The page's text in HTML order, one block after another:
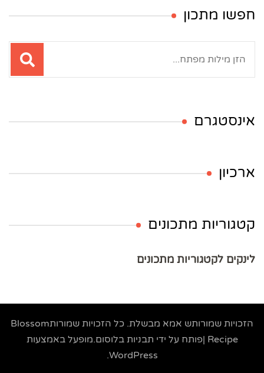
חפשו מתכון
אינסטגרם
ארכיון
קטגוריות מתכונים
לינקים לקטגוריות מתכונים
הזכויות שמורותש אמא מבשלת. כל הזכויות שמורותBlossom
Recipe |פותח על ידי
תבניות בלוסום.מופעל באמצעות
WordPress
.